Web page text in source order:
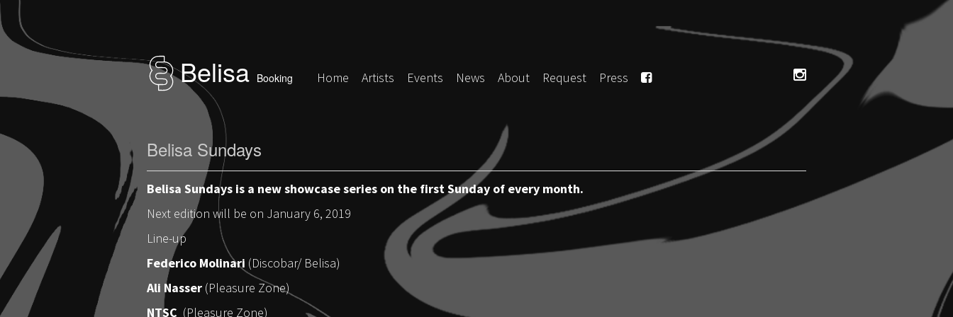
Belisa Booking Home Artists Events News About Request Press
Belisa Sundays
Belisa Sundays is a new showcase series on the first Sunday of every month.
Next edition will be on January 6, 2019
Line-up
Federico Molinari (Discobar/ Belisa)
Ali Nasser (Pleasure Zone)
NTSC (Pleasure Zone)